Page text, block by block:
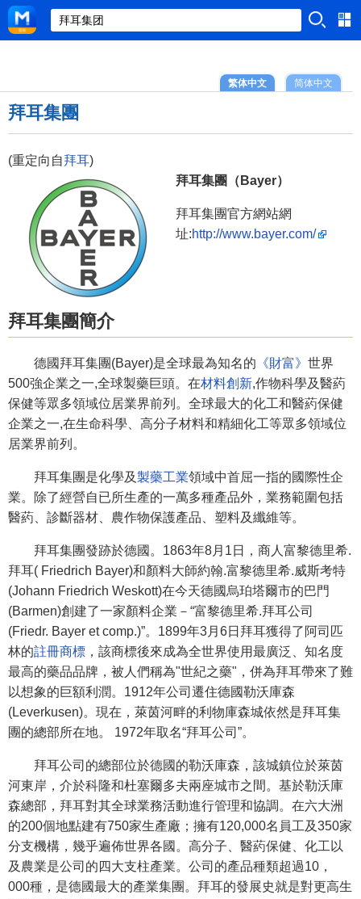
简体中文
繁体中文
拜耳集團
(重定向自拜耳)
拜耳集團（Bayer）
拜耳集團官方網站網
址:http://www.bayer.com/
拜耳集團簡介
德國拜耳集團(Bayer)是全球最為知名的 《財富》 世界
500強企業之一,全球製藥巨頭。在材料創新,作物科學及醫葯
保健等眾多領域位居業界前列。全球最大的化工和醫葯保健
企業之一,在生命科學、高分子材料和精細化工等眾多領域位
居業界前列。
拜耳集團是化學及製藥工業領域中首屈一指的國際性企
業。除了經營自已所生產的一萬多種產品外，業務範圍包括
醫葯、診斷器材、農作物保護產品、塑料及纖維等。
拜耳集團發跡於德國。1863年8月1日，商人富黎德里希.
拜耳( Friedrich Bayer)和顏料大師約翰.富黎德里希.威斯考特
(Johann Friedrich Weskott)在今天德國烏珀塔爾市的巴門
(Barmen)創建了一家顏料企業－“富黎德里希.拜耳公司
(Friedr. Bayer et comp.)”。1899年3月6日拜耳獲得了阿司匹
林的註冊商標 ，該商標後來成為全世界使用最廣泛、知名度
最高的藥品品牌，被人們稱為"世紀之藥"，併為拜耳帶來了難
以想象的巨額利潤。1912年公司遷住德國勒沃庫森
(Leverkusen)。現在，萊茵河畔的利物庫森城依然是拜耳集
團的總部所在地。 1972年取名“拜耳公司”。
拜耳公司的總部位於德國的勒沃庫森，該城鎮位於萊茵
河東岸，介於科隆和杜塞爾多夫兩座城市之間。基於勒沃庫
森總部，拜耳對其全球業務活動進行管理和協調。在六大洲
的200個地點建有750家生產廠；擁有120,000名員工及350家
分支機構，幾乎遍佈世界各國。高分子、醫葯保健、化工以
及農業是公司的四大支柱產業。公司的產品種類超過10，
000種，是德國最大的產業集團。拜耳的發展史就是對更高生